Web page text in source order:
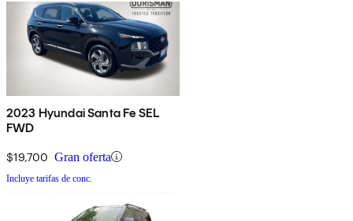
2023 Hyundai Santa Fe SEL
FWD
$19,700 Gran oferta
Incluye tarifas de conc.